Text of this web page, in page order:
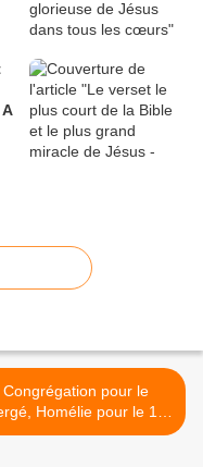
Congrégation pour le
Homélie pour le 1er
Dimanche du Carême A >